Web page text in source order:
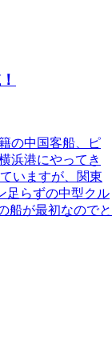
の中国客船、ピ
浜港にやってき
いますが、関東
足らずの中型クル
船が最初なのでと